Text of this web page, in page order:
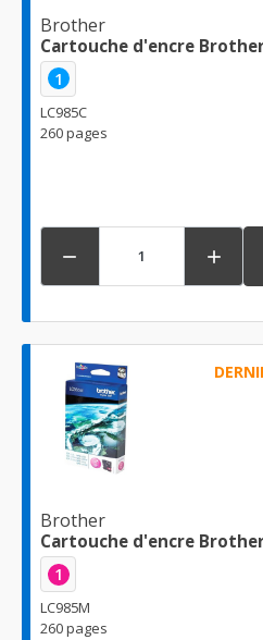
Brother
Cartouche d'encre Brother
1
LC985C
260 pages
 
Brother
Cartouche d'encre
1
LC985M
260 pages